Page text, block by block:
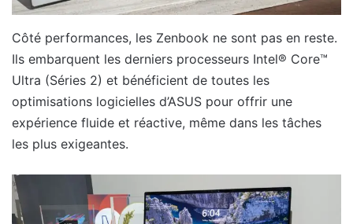
Côté performances, les Zenbook ne sont pas en reste.
Ils embarquent les derniers processeurs Intel® Core™
Ultra (Séries 2) et bénéficient de toutes les
optimisations logicielles d’ASUS pour offrir une
expérience fluide et réactive, même dans les tâches
les plus exigeantes.